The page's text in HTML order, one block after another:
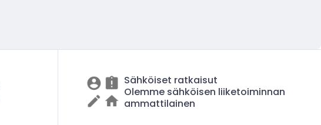
Sähköiset ratkaisut
Olemme sähköisen liiketoiminnan
ammattilainen